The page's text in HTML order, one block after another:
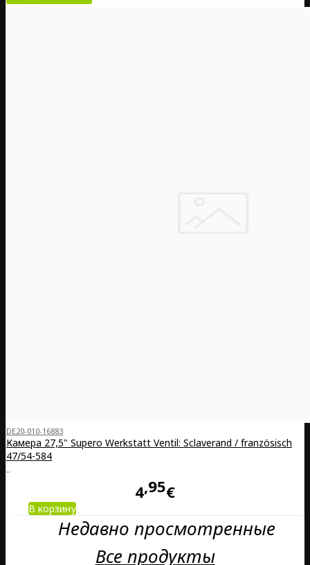
DE20-010-16883
Камера 27,5" Supero Werkstatt Ventil: Sclaverand / französisch
47/54-584
..
4 95€
В корзину
Недавно просмотренные
Все продукты